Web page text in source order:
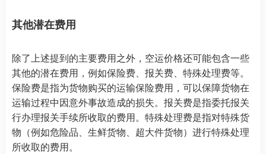
其他潜在费用
除了上述提到的主要费用之外，空运价格还可能包含一些
其他的潜在费用，例如保险费、报关费、特殊处理费等。
保险费是指为货物购买的运输保险费用，可以保障货物在
运输过程中因意外事故造成的损失。报关费是指委托报关
行办理报关手续所收取的费用。特殊处理费是指对特殊货
物（例如危险品、生鲜货物、超大件货物）进行特殊处理
所收取的费用。